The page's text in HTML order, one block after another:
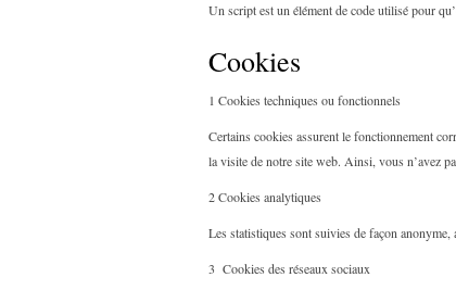
Un script est un élément de code utilisé pour
Cookies
1 Cookies techniques ou fonctionnels
Certains cookies assurent le fonctionnement
la visite de notre site web. Ainsi, vous n’avez
2 Cookies analytiques
Les statistiques sont suivies de façon
3 Cookies des réseaux sociaux